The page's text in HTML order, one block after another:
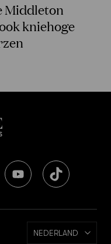
Middleton
kniehoge
NEDERLAND